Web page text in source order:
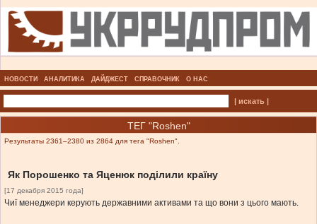
НОВОСТИ АНАЛИТИКА ДАЙДЖЕСТ СПРАВОЧНИК О НАС
| искать |
ТЕГ "Roshen"
Результаты 2361–2380 из 2864 для тега "Roshen".
Як Порошенко та Яценюк поділили країну
[17 декабря 2015 года]
Чиї менеджери керують державними активами та що вони з цього мають.